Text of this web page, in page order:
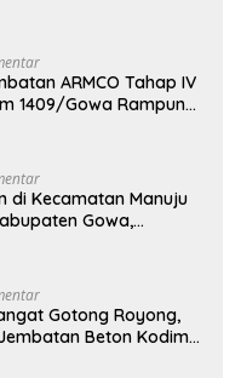
ARMCO Tahap IV
1409/Gowa Rampung
di Kecamatan Manuju
Gowa,
Gotong Royong,
Beton Kodim